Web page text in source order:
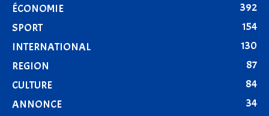
ÉCONOMIE
392
SPORT
154
INTERNATIONAL
130
REGION
87
CULTURE
84
ANNONCE
34